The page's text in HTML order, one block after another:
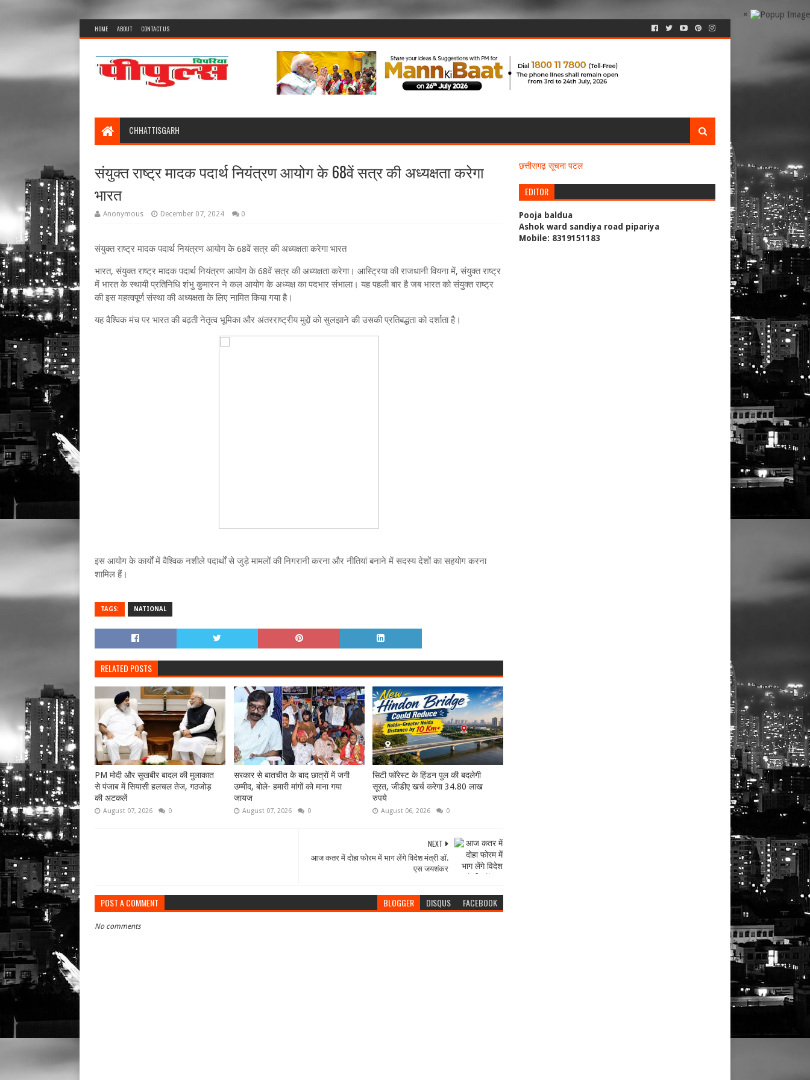
×
HOME ABOUT CONTACT US
CHHATTISGARH
संयुक्‍त राष्‍ट्र मादक पदार्थ नियंत्रण आयोग के 68वें सत्र की अध्यक्षता करेगा
भारत
Anonymous December 07, 2024 0
संयुक्‍त राष्‍ट्र मादक पदार्थ नियंत्रण आयोग के 68वें सत्र की अध्यक्षता करेगा भारत
भारत, संयुक्‍त राष्‍ट्र मादक पदार्थ नियंत्रण आयोग के 68वें सत्र की अध्यक्षता करेगा। आस्ट्रिया की राजधानी वियना में, संयुक्त राष्ट्र
में भारत के स्थायी प्रतिनिधि शंभु कुमारन ने कल आयोग के अध्यक्ष का पदभार संभाला। यह पहली बार है जब भारत को संयुक्त राष्ट्र
की इस महत्‍वपूर्ण संस्था की अध्यक्षता के लिए नामित किया गया है।
यह वैश्विक मंच पर भारत की बढ़ती नेतृत्व भूमिका और अंतरराष्ट्रीय मुद्दों को सुलझाने की उसकी प्रतिबद्धता को दर्शाता है।
इस आयोग के कार्यों में वैश्विक नशीले पदार्थों से जुड़े मामलों की निगरानी करना और नीतियां बनाने में सदस्य देशों का सहयोग करना
शामिल हैं।
TAGS: NATIONAL
RELATED POSTS
PM मोदी और सुखबीर बादल की मुलाकात
से पंजाब में सियासी हलचल तेज, गठजोड़
की अटकलें
August 07, 2026 0
सरकार से बातचीत के बाद छात्रों में जगी
उम्मीद, बोले- हमारी मांगों को माना गया
जायज
August 07, 2026 0
सिटी फॉरेस्ट के हिंडन पुल की बदलेगी
सूरत, जीडीए खर्च करेगा 34.80 लाख
रुपये
August 06, 2026 0
NEXT
आज कतर में दोहा फोरम में भाग लेंगे विदेश मंत्री डॉ.
एस जयशंकर
POST A COMMENT BLOGGER DISQUS FACEBOOK
No comments
छत्तीसगढ़ सूचना पटल
EDITOR
Pooja baldua
Ashok ward sandiya road pipariya
Mobile: 8319151183